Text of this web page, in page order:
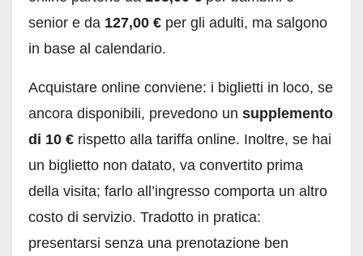
senior e da 127,00 € per gli adulti, ma salgono
in base al calendario.
Acquistare online conviene: i biglietti in loco, se
ancora disponibili, prevedono un supplemento
di 10 € rispetto alla tariffa online. Inoltre, se hai
un biglietto non datato, va convertito prima
della visita; farlo all’ingresso comporta un altro
costo di servizio. Tradotto in pratica:
presentarsi senza una prenotazione ben